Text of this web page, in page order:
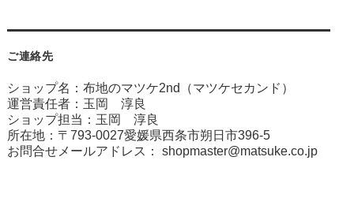
ご連絡先
ショップ名：布地のマツケ2nd（マツケセカンド）
運営責任者：玉岡 淳良
ショップ担当：玉岡 淳良
所在地：〒793-0027愛媛県西条市朔日市396-5
お問合せメールアドレス： shopmaster@matsuke.co.jp